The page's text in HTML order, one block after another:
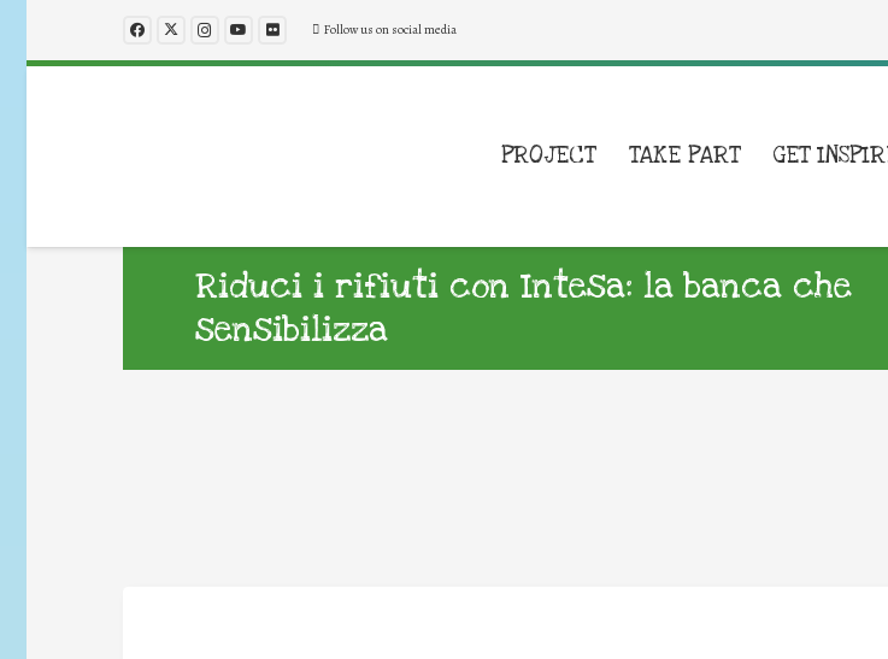
Follow us on social media
PROJECT TAKE PART GET
Riduci i rifiuti con Intesa: la banca che
sensibilizza